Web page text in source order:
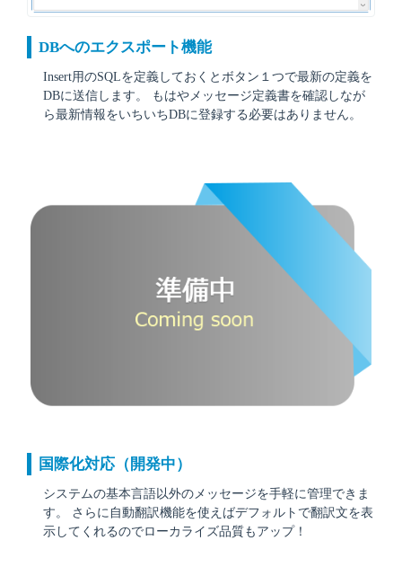
DBへのエクスポート機能
Insert用のSQLを定義しておくとボタン１つで最新の定義を
DBに送信します。 もはやメッセージ定義書を確認しなが
ら最新情報をいちいちDBに登録する必要はありません。
国際化対応（開発中）
システムの基本言語以外のメッセージを手軽に管理できま
す。 さらに自動翻訳機能を使えばデフォルトで翻訳文を表
示してくれるのでローカライズ品質もアップ！